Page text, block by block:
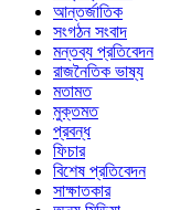
আন্তর্জাতিক
সংগঠন সংবাদ
মন্তব্য প্রতিবেদন
রাজনৈতিক ভাষ্য
মতামত
মুক্তমত
প্রবন্ধ
ফিচার
বিশেষ প্রতিবেদন
সাক্ষাতকার